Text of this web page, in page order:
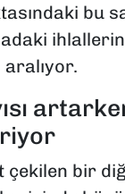
bu
ihlallerin
aralıyor.
çekilen bir